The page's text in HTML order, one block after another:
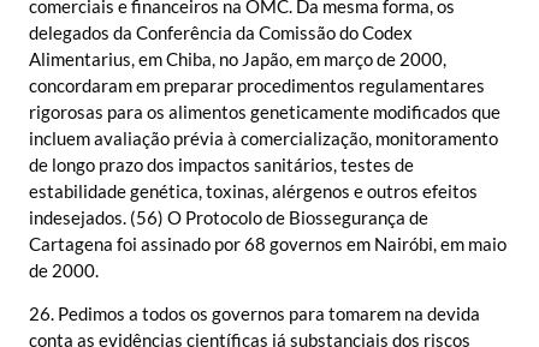
comerciais e financeiros na OMC. Da mesma forma, os
delegados da Conferência da Comissão do Codex
Alimentarius, em Chiba, no Japão, em março de 2000,
concordaram em preparar procedimentos regulamentares
rigorosas para os alimentos geneticamente modificados que
incluem avaliação prévia à comercialização, monitoramento
de longo prazo dos impactos sanitários, testes de
estabilidade genética, toxinas, alérgenos e outros efeitos
indesejados. (56) O Protocolo de Biossegurança de
Cartagena foi assinado por 68 governos em Nairóbi, em maio
de 2000.
26. Pedimos a todos os governos para tomarem na devida
conta as evidências científicas já substanciais dos riscos